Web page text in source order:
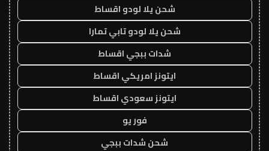
شحن يلا لودو اقساط
شحن يلا لودو تابي تمارا
شدات ببجي اقساط
ايتونز امريكي اقساط
ايتونز سعودي اقساط
فور يو
شحن شدات ببجي